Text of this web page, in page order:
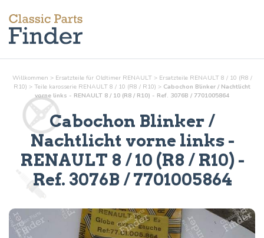
Willkommen > Ersatzteile für Oldtimer RENAULT > Ersatzteile RENAULT 8 / 10 (R8 /
R10) > Teile karosserie RENAULT 8 / 10 (R8 / R10) > Cabochon Blinker / Nachtlicht
vorne links - RENAULT 8 / 10 (R8 / R10) - Ref. 3076B / 7701005864
Cabochon Blinker /
Nachtlicht vorne links -
RENAULT 8 / 10 (R8 / R10) -
Ref. 3076B / 7701005864